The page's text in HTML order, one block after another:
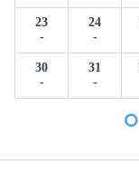
23
-
24
-
30
-
31
-